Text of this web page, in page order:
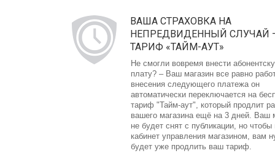
ВАША СТРАХОВКА НА
НЕПРЕДВИДЕННЫЙ СЛУЧАЙ
ТАРИФ «ТАЙМ-АУТ»
Не смогли вовремя внести
плату? – Ваш магазин все равно
внесения следующего платежа он
автоматически переключается на
тариф "Тайм-аут", который продлит
вашего магазина ещё на 3 дней. Ваш
не будет снят с публикации, но чтобы
кабинет управления магазином, вам
будет уже продлить ваш тариф.